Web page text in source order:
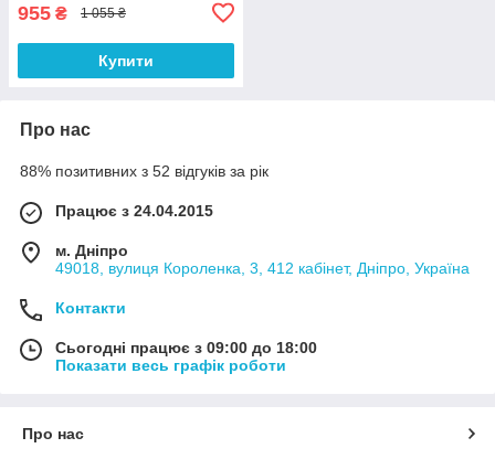
955 ₴ 1 055 ₴
Купити
Про нас
88% позитивних з 52 відгуків за рік
Працює з 24.04.2015
м. Дніпро
49018, вулиця Короленка, 3, 412 кабінет, Дніпро, Україна
Контакти
Сьогодні працює з 09:00 до 18:00
Показати весь графік роботи
Про нас